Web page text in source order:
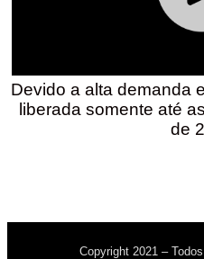
Devido a alta demanda
liberada somente até
de
Copyright 2021 –